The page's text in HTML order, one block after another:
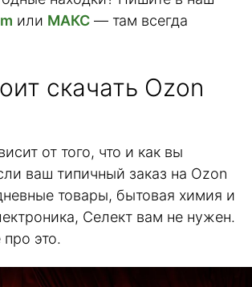
или МАКС — там всегда
скачать Ozon
от того, что и как вы
ваш типичный заказ на Ozon
товары, бытовая химия и
Селект вам не нужен.
это.